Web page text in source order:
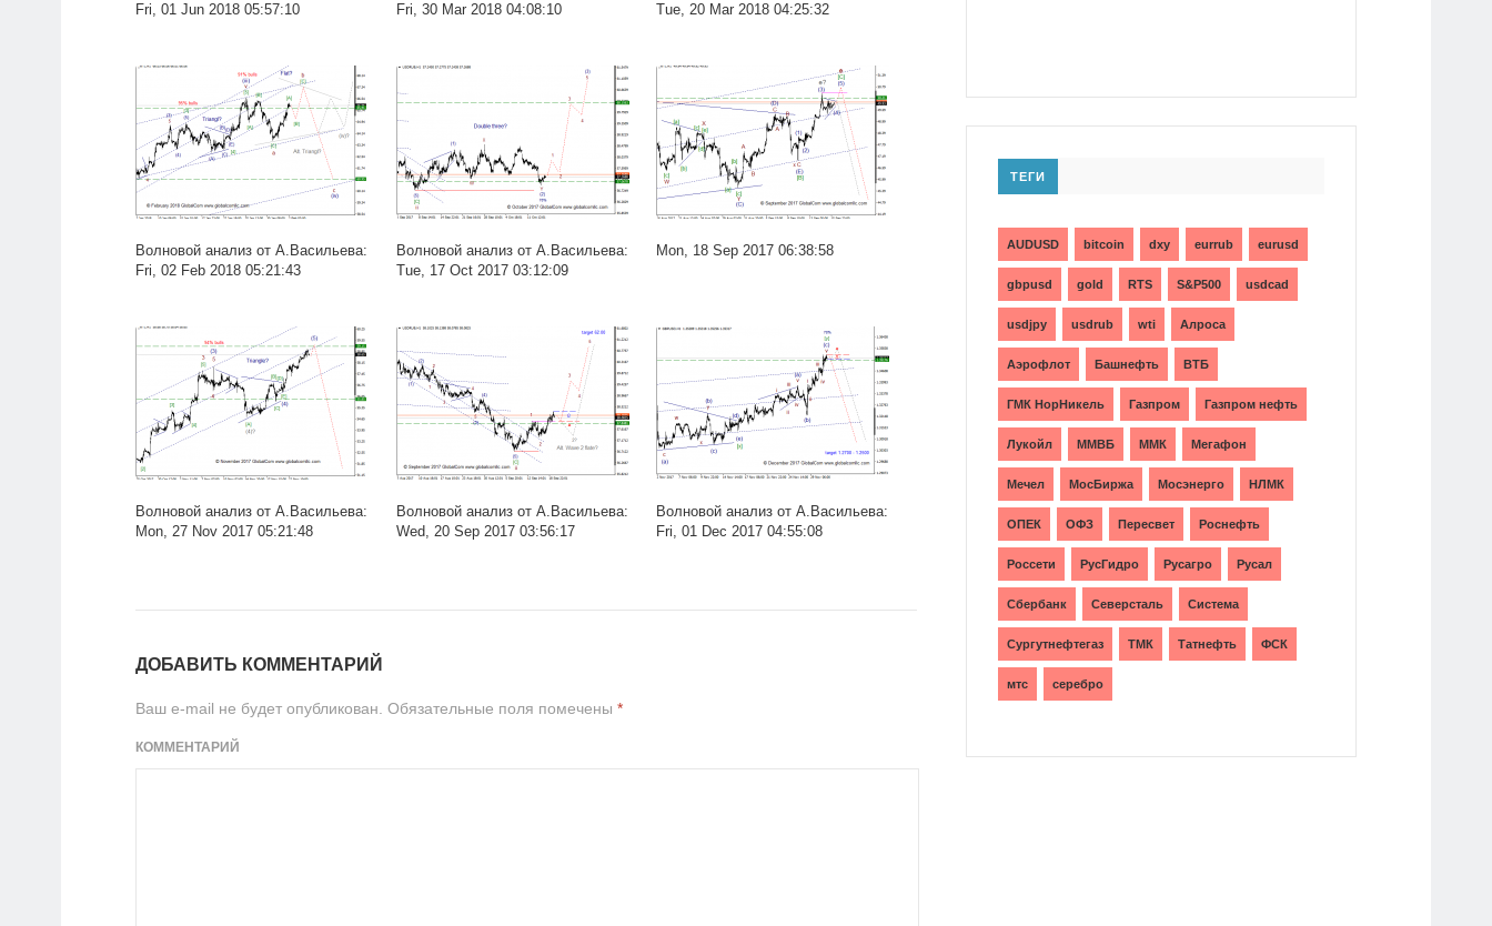
Fri, 01 Jun 2018 05:57:10
Fri, 30 Mar 2018 04:08:10
Tue, 20 Mar 2018 04:25:32
Волновой анализ от А.Васильева:
Fri, 02 Feb 2018 05:21:43
Волновой анализ от А.Васильева:
Tue, 17 Oct 2017 03:12:09
Mon, 18 Sep 2017 06:38:58
Волновой анализ от А.Васильева:
Mon, 27 Nov 2017 05:21:48
Волновой анализ от А.Васильева:
Wed, 20 Sep 2017 03:56:17
Волновой анализ от А.Васильева:
Fri, 01 Dec 2017 04:55:08
ДОБАВИТЬ КОММЕНТАРИЙ
Ваш e-mail не будет опубликован. Обязательные поля помечены *
КОММЕНТАРИЙ
ТЕГИ
AUDUSD bitcoin dxy eurrub eurusd
gbpusd gold RTS S&P500 usdcad
usdjpy usdrub wti Алроса
Аэрофлот Башнефть ВТБ
ГМК НорНикель Газпром Газпром нефть
Лукойл ММВБ ММК Мегафон
Мечел МосБиржа Мосэнерго НЛМК
ОПЕК ОФЗ Пересвет Роснефть
Россети РусГидро Русагро Русал
Сбербанк Северсталь Система
Сургутнефтегаз ТМК Татнефть ФСК
мтс серебро